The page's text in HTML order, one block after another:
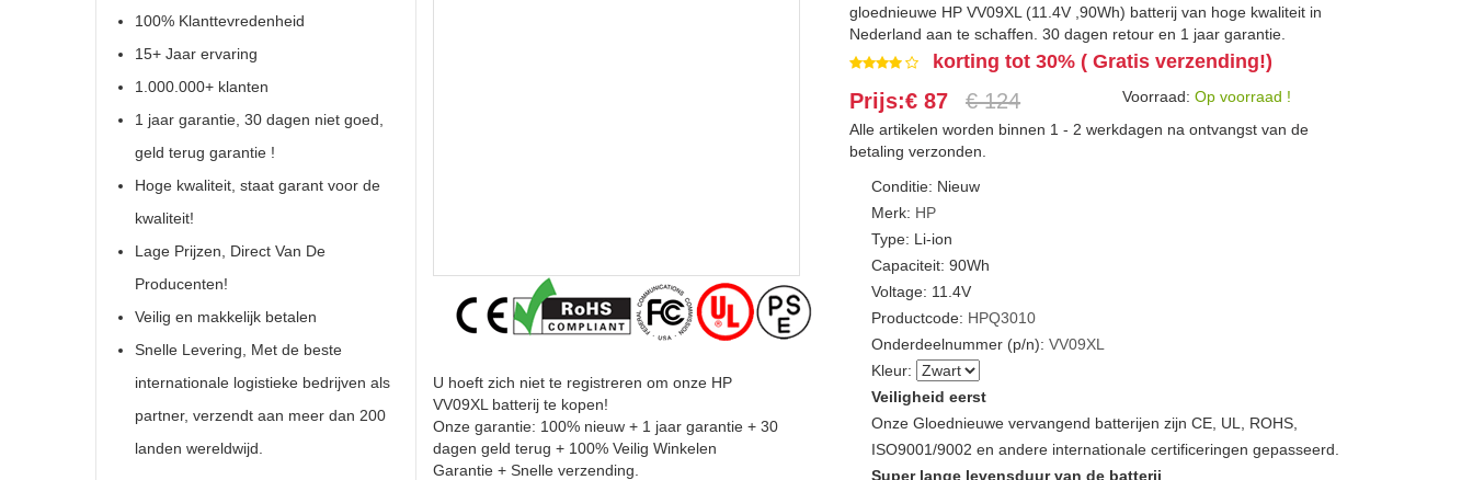
100% Klanttevredenheid
15+ Jaar ervaring
1.000.000+ klanten
1 jaar garantie, 30 dagen niet goed,
geld terug garantie !
Hoge kwaliteit, staat garant voor de
kwaliteit!
Lage Prijzen, Direct Van De
Producenten!
Veilig en makkelijk betalen
Snelle Levering, Met de beste
internationale logistieke bedrijven als
partner, verzendt aan meer dan 200
landen wereldwijd.
U hoeft zich niet te registreren om onze HP
VV09XL batterij te kopen!
Onze garantie: 100% nieuw + 1 jaar garantie + 30
dagen geld terug + 100% Veilig Winkelen
Garantie + Snelle verzending.
gloednieuwe HP VV09XL (11.4V ,90Wh) batterij van hoge kwaliteit in
Nederland aan te schaffen. 30 dagen retour en 1 jaar garantie.
korting tot 30% ( Gratis verzending!)
Prijs:€ 87 € 124 Voorraad: Op voorraad !
Alle artikelen worden binnen 1 - 2 werkdagen na ontvangst van de
betaling verzonden.
Conditie: Nieuw
Merk: HP
Type: Li-ion
Capaciteit: 90Wh
Voltage: 11.4V
Productcode: HPQ3010
Onderdeelnummer (p/n):VV09XL
Kleur:
Veiligheid eerst
Onze Gloednieuwe vervangend batterijen zijn CE, UL, ROHS,
ISO9001/9002 en andere internationale certificeringen gepasseerd.
Super lange levensduur van de batterij